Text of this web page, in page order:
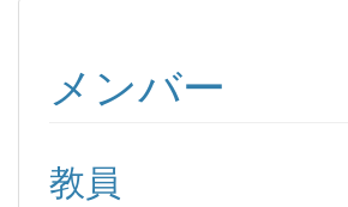
メンバー
教員